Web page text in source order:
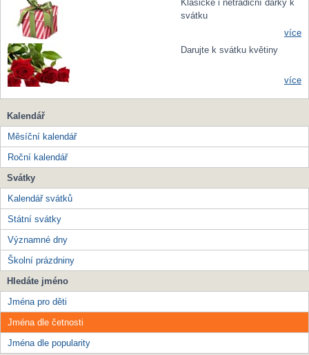
Klasické i netradiční dárky k
svátku
více
Darujte k svátku květiny
více
Kalendář
Měsíční kalendář
Roční kalendář
Svátky
Kalendář svátků
Státní svátky
Významné dny
Školní prázdniny
Hledáte jméno
Jména pro děti
Jména dle četnosti
Jména dle popularity